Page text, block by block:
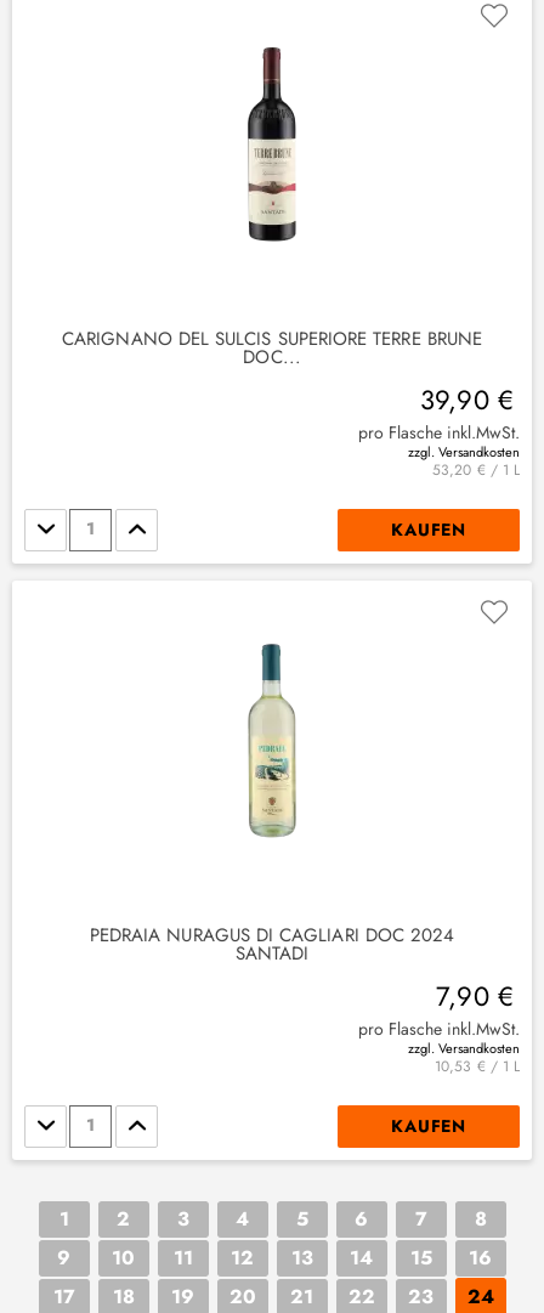
CARIGNANO DEL SULCIS SUPERIORE TERRE BRUNE
DOC...
39,90 €
pro Flasche inkl.MwSt.
zzgl. Versandkosten
53,20 € / 1 L
Stückzahl KAUFEN
PEDRAIA NURAGUS DI CAGLIARI DOC 2024
SANTADI
7,90 €
pro Flasche inkl.MwSt.
zzgl. Versandkosten
10,53 € / 1 L
Stückzahl KAUFEN
1 2 3 4 5 6 7
8
9
10 11 12 13 14 15
16
17
18 19 20 21 22 23
24